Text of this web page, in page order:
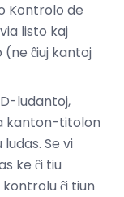
Kontrolo de
listo kaj
(ne ĉiuj kantoj
ludantoj,
kanton-titolon
Se vi
ke ĉi tiu
ĉi tiun